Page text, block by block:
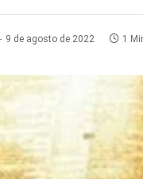
9 de agosto de 2022 1